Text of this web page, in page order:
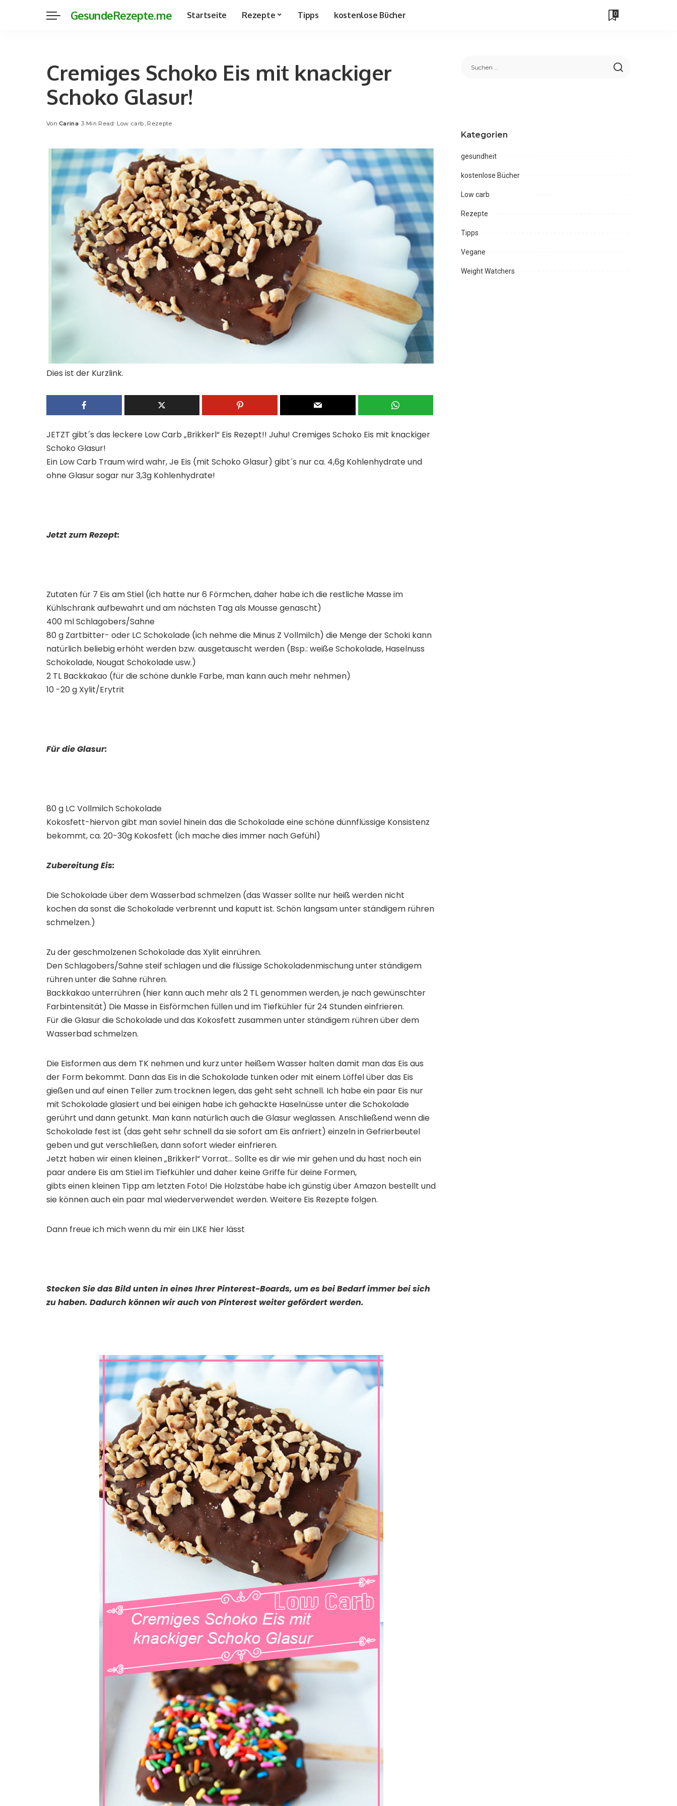
GesundeRezepte.me Startseite Rezepte Tipps kostenlose Bücher 0
Cremiges Schoko Eis mit knackiger
Schoko Glasur!
Posted
Von Carina 3 Min Read Low carb Rezepte
Dies ist der Kurzlink.
JETZT gibt´s das leckere Low Carb „Brikkerl“ Eis Rezept!! Juhu! Cremiges Schoko Eis mit knackiger
Schoko Glasur!
Ein Low Carb Traum wird wahr, Je Eis (mit Schoko Glasur) gibt´s nur ca. 4,6g Kohlenhydrate und
ohne Glasur sogar nur 3,3g Kohlenhydrate!
Jetzt zum Rezept:
Zutaten für 7 Eis am Stiel (ich hatte nur 6 Förmchen, daher habe ich die restliche Masse im
Kühlschrank aufbewahrt und am nächsten Tag als Mousse genascht)
400 ml Schlagobers/Sahne
80 g Zartbitter- oder LC Schokolade (ich nehme die Minus Z Vollmilch) die Menge der Schoki kann
natürlich beliebig erhöht werden bzw. ausgetauscht werden (Bsp.: weiße Schokolade, Haselnuss
Schokolade, Nougat Schokolade usw.)
2 TL Backkakao (für die schöne dunkle Farbe, man kann auch mehr nehmen)
10 -20 g Xylit/Erytrit
Für die Glasur:
80 g LC Vollmilch Schokolade
Kokosfett-hiervon gibt man soviel hinein das die Schokolade eine schöne dünnflüssige Konsistenz
bekommt, ca. 20-30g Kokosfett (ich mache dies immer nach Gefühl)
Zubereitung Eis:
Die Schokolade über dem Wasserbad schmelzen (das Wasser sollte nur heiß werden nicht
kochen da sonst die Schokolade verbrennt und kaputt ist. Schön langsam unter ständigem rühren
schmelzen.)
Zu der geschmolzenen Schokolade das Xylit einrühren.
Den Schlagobers/Sahne steif schlagen und die flüssige Schokoladenmischung unter ständigem
rühren unter die Sahne rühren.
Backkakao unterrühren (hier kann auch mehr als 2 TL genommen werden, je nach gewünschter
Farbintensität) Die Masse in Eisförmchen füllen und im Tiefkühler für 24 Stunden einfrieren.
Für die Glasur die Schokolade und das Kokosfett zusammen unter ständigem rühren über dem
Wasserbad schmelzen.
Die Eisformen aus dem TK nehmen und kurz unter heißem Wasser halten damit man das Eis aus
der Form bekommt. Dann das Eis in die Schokolade tunken oder mit einem Löffel über das Eis
gießen und auf einen Teller zum trocknen legen, das geht seht schnell. Ich habe ein paar Eis nur
mit Schokolade glasiert und bei einigen habe ich gehackte Haselnüsse unter die Schokolade
gerührt und dann getunkt. Man kann natürlich auch die Glasur weglassen. Anschließend wenn die
Schokolade fest ist (das geht sehr schnell da sie sofort am Eis anfriert) einzeln in Gefrierbeutel
geben und gut verschließen, dann sofort wieder einfrieren.
Jetzt haben wir einen kleinen „Brikkerl“ Vorrat… Sollte es dir wie mir gehen und du hast noch ein
paar andere Eis am Stiel im Tiefkühler und daher keine Griffe für deine Formen,
gibts einen kleinen Tipp am letzten Foto! Die Holzstäbe habe ich günstig über Amazon bestellt und
sie können auch ein paar mal wiederverwendet werden. Weitere Eis Rezepte folgen.
Dann freue ich mich wenn du mir ein LIKE hier lässt
Stecken Sie das Bild unten in eines Ihrer Pinterest-Boards, um es bei Bedarf immer bei sich
zu haben. Dadurch können wir auch von Pinterest weiter gefördert werden.
Kategorien
gesundheit
kostenlose Bücher
Low carb
Rezepte
Tipps
Vegane
Weight Watchers